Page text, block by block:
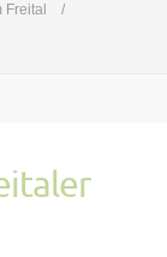
Freital